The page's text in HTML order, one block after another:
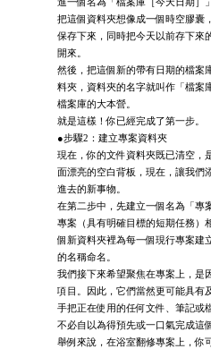
把這個資料夾想像成一個時空膠囊
保存下來，同時把今天以前存下來
開來。
然後，把這個新的帶有日期的檔案
料夾，資料夾的名字就叫作「檔案
檔案庫的大本營。
就是這樣！你已經完成了第一步。
●步驟2：建立專案資料夾
現在，你的文件資料夾既已清空，
面漂亮的空白背板，現在，讓我們
進去的新事物。
在第二步中，先建立一個名為「專
專案（具有明確目標的短期任務）
個新資料夾裡為每一個現行專案建
的名稱命名。
我們接下來希望聚焦在專案上，是
項目。因此，它們當然更可能具有
手把正在使用的任何文件、筆記或
不必自以為得預先或一口氣完成這
舉例來說，在浴室翻修專案上，你